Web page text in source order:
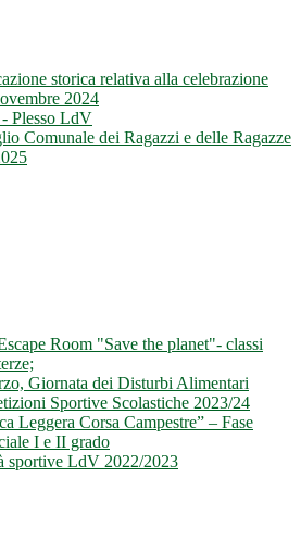
storica relativa alla celebrazione
2024
Plesso LdV
Comunale dei Ragazzi e delle Ragazze
Room "Save the planet"- classi
Giornata dei Disturbi Alimentari
Sportive Scolastiche 2023/24
Leggera Corsa Campestre” – Fase
I e II grado
sportive LdV 2022/2023